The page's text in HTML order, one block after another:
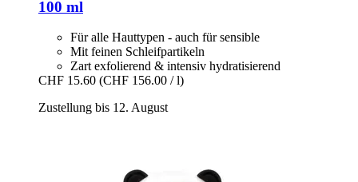
100 ml
Für alle Hauttypen - auch für sensible
Mit feinen Schleifpartikeln
Zart exfolierend & intensiv hydratisierend
CHF 15.60 (CHF 156.00 / l)
Zustellung bis 12. August